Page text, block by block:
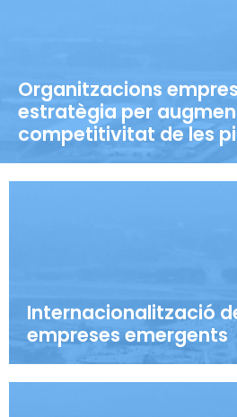
Organitzacions
estratègia per
competitivitat de les
Internacionalització
empreses emergents